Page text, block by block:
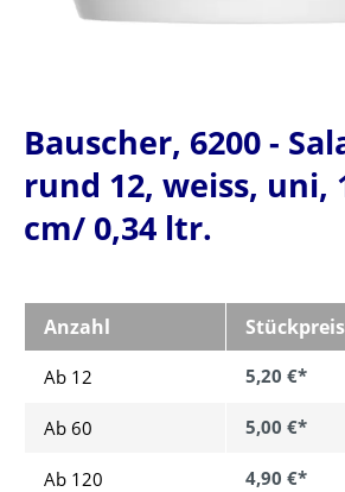
Bauscher, 6200 -
rund 12, weiss, uni,
cm/ 0,34 ltr.
Anzahl Stückpreis
Ab 12 5,20 €*
Ab 60 5,00 €*
Ab 120 4,90 €*